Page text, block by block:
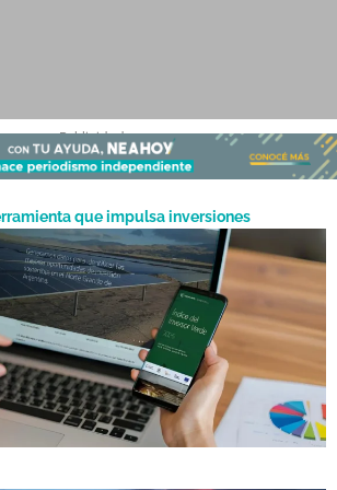
- Publicidad -
que impulsa inversiones
con respaldo del CONICET y la Unión